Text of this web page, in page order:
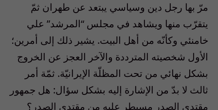
مرّ بها رجل دين وسياسي يبتعد عن طهران ثمّ
يتقرّب منها ويشاهد في مجلس “المرشد” علي
خامنئي وكأنّه من أهل البيت. يشير ذلك إلى أمرين؛
الأول شخصيته المترددة والآخر العجز عن الخروج
بشكل نهائي من تحت المظلّة الإيرانيّة. ثمّة أمر
ثالث لا بدّ من الإشارة إليه بشكل سؤال: هل جمهور
مقتدى الصدر مسيطر عليه من مقتدى الصدر؟